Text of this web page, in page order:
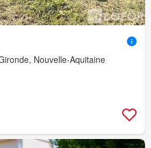
Nouvelle-Aquitaine